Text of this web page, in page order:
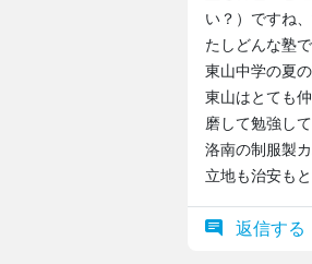
い？）ですね
たしどんな塾
東山中学の夏
東山はとても
磨して勉強し
洛南の制服製
立地も治安も
返信する